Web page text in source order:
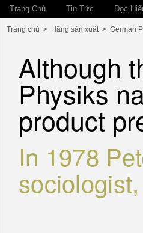
Trang Chủ Tin Tức Đọc
Trang chủ > Hãng sản xuất> German
Although
Physiks
product
In 1978